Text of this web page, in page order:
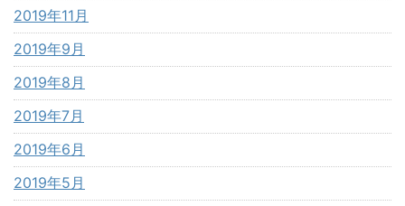
2019年11月
2019年9月
2019年8月
2019年7月
2019年6月
2019年5月